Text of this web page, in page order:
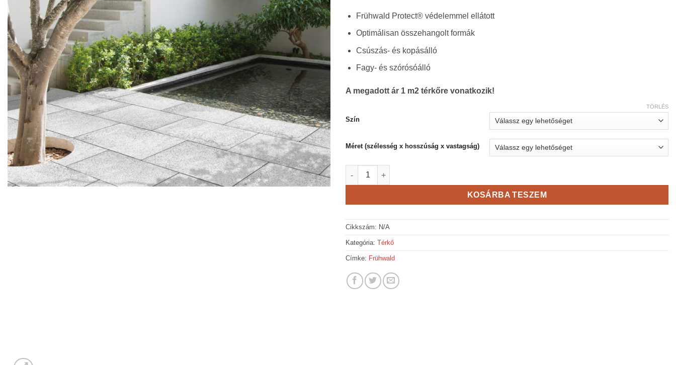
Frühwald Protect® védelemmel ellátott
Optimálisan összehangolt formák
Csúszás- és kopásálló
Fagy- és szórósóálló
A megadott ár 1 m2 térkőre vonatkozik!
Szín
Méret (szélesség x hosszúság x vastagság)
TÖRLÉS
Frühwald Tiziano térkő mennyiség
KOSÁRBA TESZEM
Cikkszám: N/A
Kategória: Térkő
Címke: Frühwald